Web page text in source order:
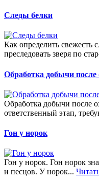
Следы белки
Как определить свежесть
преследовать зверя по
Обработка добычи после
Обработка добычи после
ответственный этап,
Гон у норок
Гон у норок. Гон норок
и песцов. У норок...